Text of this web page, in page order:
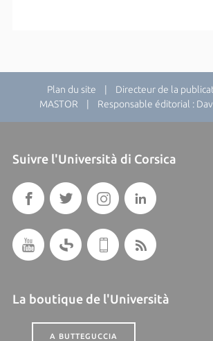
Plan du site | Directeur de la
MASTOR | Responsable éditorial :
Suivre l'Università di Corsica
La boutique de l'Università
A BUTTEGUCCIA